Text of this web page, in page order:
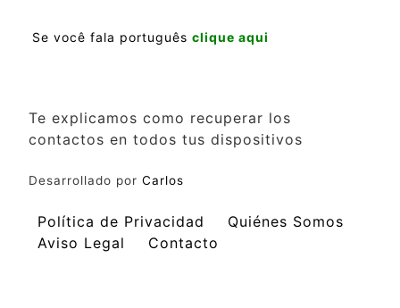
Se você fala português clique aqui
Te explicamos como recuperar los
contactos en todos tus dispositivos
Desarrollado por Carlos
Política de Privacidad
Quiénes Somos
Aviso Legal
Contacto